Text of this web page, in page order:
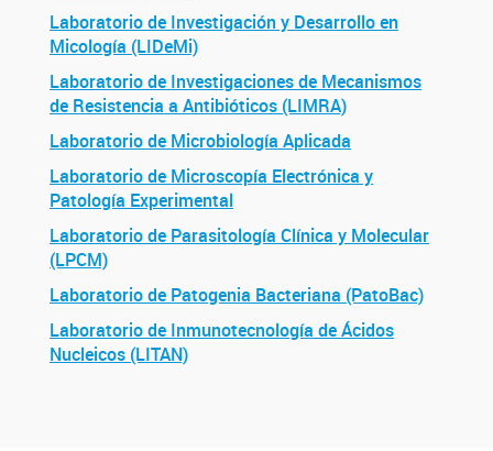
Laboratorio de Investigación y Desarrollo en
Micología (LIDeMi)
Laboratorio de Investigaciones de Mecanismos
de Resistencia a Antibióticos (LIMRA)
Laboratorio de Microbiología Aplicada
Laboratorio de Microscopía Electrónica y
Patología Experimental
Laboratorio de Parasitología Clínica y Molecular
(LPCM)
Laboratorio de Patogenia Bacteriana (PatoBac)
Laboratorio de Inmunotecnología de Ácidos
Nucleicos (LITAN)